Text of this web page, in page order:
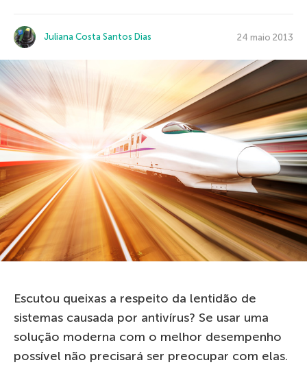
Juliana Costa Santos Dias 24 maio 2013
Escutou queixas a respeito da lentidão de
sistemas causada por antivírus? Se usar uma
solução moderna com o melhor desempenho
possível não precisará ser preocupar com elas.